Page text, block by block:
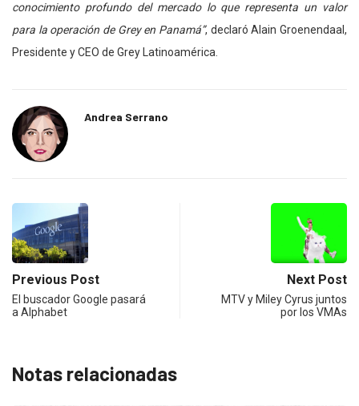
conocimiento profundo del mercado lo que representa un valor
para la operación de Grey en Panamá”, declaró Alain Groenendaal,
Presidente y CEO de Grey Latinoamérica.
Andrea Serrano
Previous Post
El buscador Google pasará
a Alphabet
Next Post
MTV y Miley Cyrus juntos
por los VMAs
Notas relacionadas